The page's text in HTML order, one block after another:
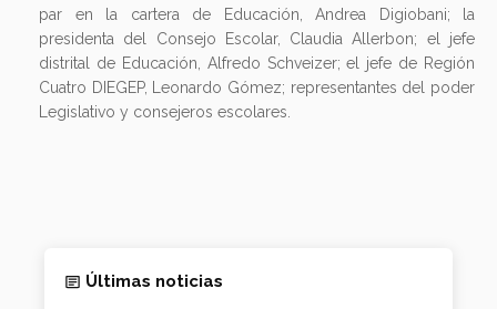
par en la cartera de Educación, Andrea Digiobani; la
presidenta del Consejo Escolar, Claudia Allerbon; el jefe
distrital de Educación, Alfredo Schveizer; el jefe de Región
Cuatro DIEGEP, Leonardo Gómez; representantes del poder
Legislativo y consejeros escolares.
Últimas noticias